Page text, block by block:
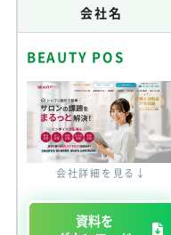
会社名
BEAUTY POS
会社詳細を見る↓
資料を